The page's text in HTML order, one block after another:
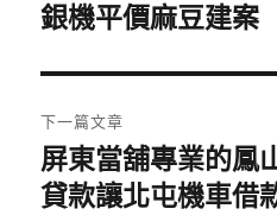
導
覽
一
文
章:
銀機平價麻豆建案
下一篇文章
下
一
屏東當舖專業的鳳
貸款讓北屯機車借